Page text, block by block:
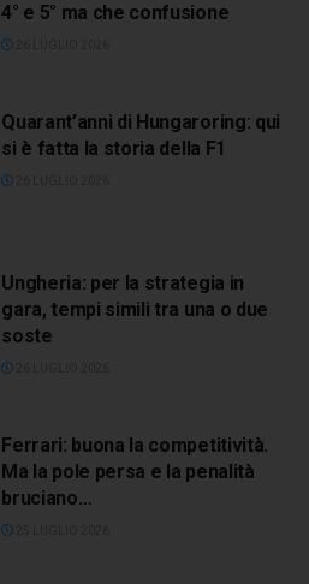
4° e 5° ma che confusione
Quarant’anni di Hungaroring: qui
si è fatta la storia della F1
Ungheria: per la strategia in
gara, tempi simili tra una o due
soste
Ferrari: buona la competitività.
Ma la pole persa e la penalità
bruciano…